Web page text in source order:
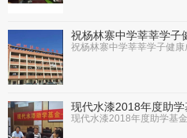
祝杨林寨中学莘莘学子
祝杨林寨中学莘莘学子健
现代水漆2018年度助
现代水漆2018年度助学基